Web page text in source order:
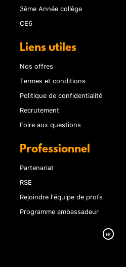
3ème Année collège
CE6
Liens utiles
Nos offres
Termes et conditions
Politique de confidentialité
Recrutement
Foire aux questions
Professionnel
Partenariat
RSE
Rejoindre l'équipe de profs
Programme ambassadeur